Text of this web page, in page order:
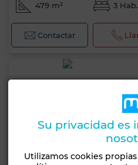
479 m² 3 Hab.
Contactar
Su privacidad es
Utilizamos cookies